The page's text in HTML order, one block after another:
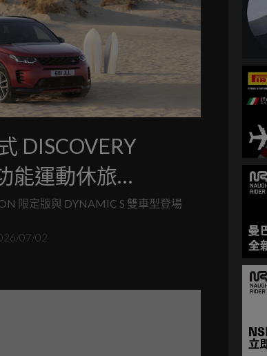
DISCOVERY
能運動休旅
EDITION 限定版
S 雙車型登場
限定版與 DYNAMIC S 雙車型登場
07/02